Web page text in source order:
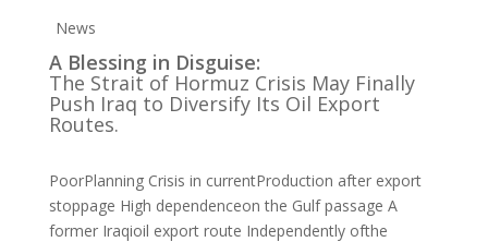
News
A Blessing in Disguise:
The Strait of Hormuz Crisis May Finally
Push Iraq to Diversify Its Oil Export
Routes.
PoorPlanning Crisis in currentProduction after export
stoppage High dependenceon the Gulf passage A
former Iraqioil export route Independently ofthe